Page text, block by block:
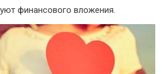
финансового вложения.